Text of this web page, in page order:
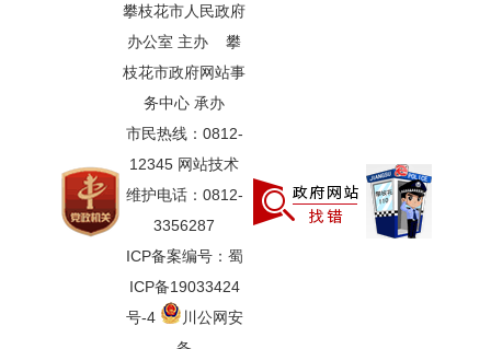
攀枝花市人民政府
办公室 主办 攀
枝花市政府网站事
务中心 承办
市民热线：0812-
12345 网站技术
维护电话：0812-
3356287
ICP备案编号：蜀
ICP备19033424
号-4
川公网安